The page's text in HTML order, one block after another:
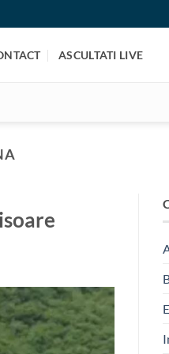
ASCULTATI LIVE